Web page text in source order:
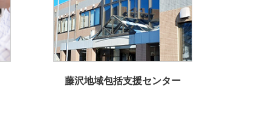
藤沢地域包括支援センター